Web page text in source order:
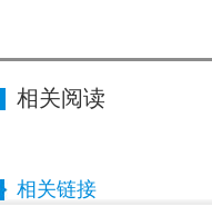
相关阅读
相关链接